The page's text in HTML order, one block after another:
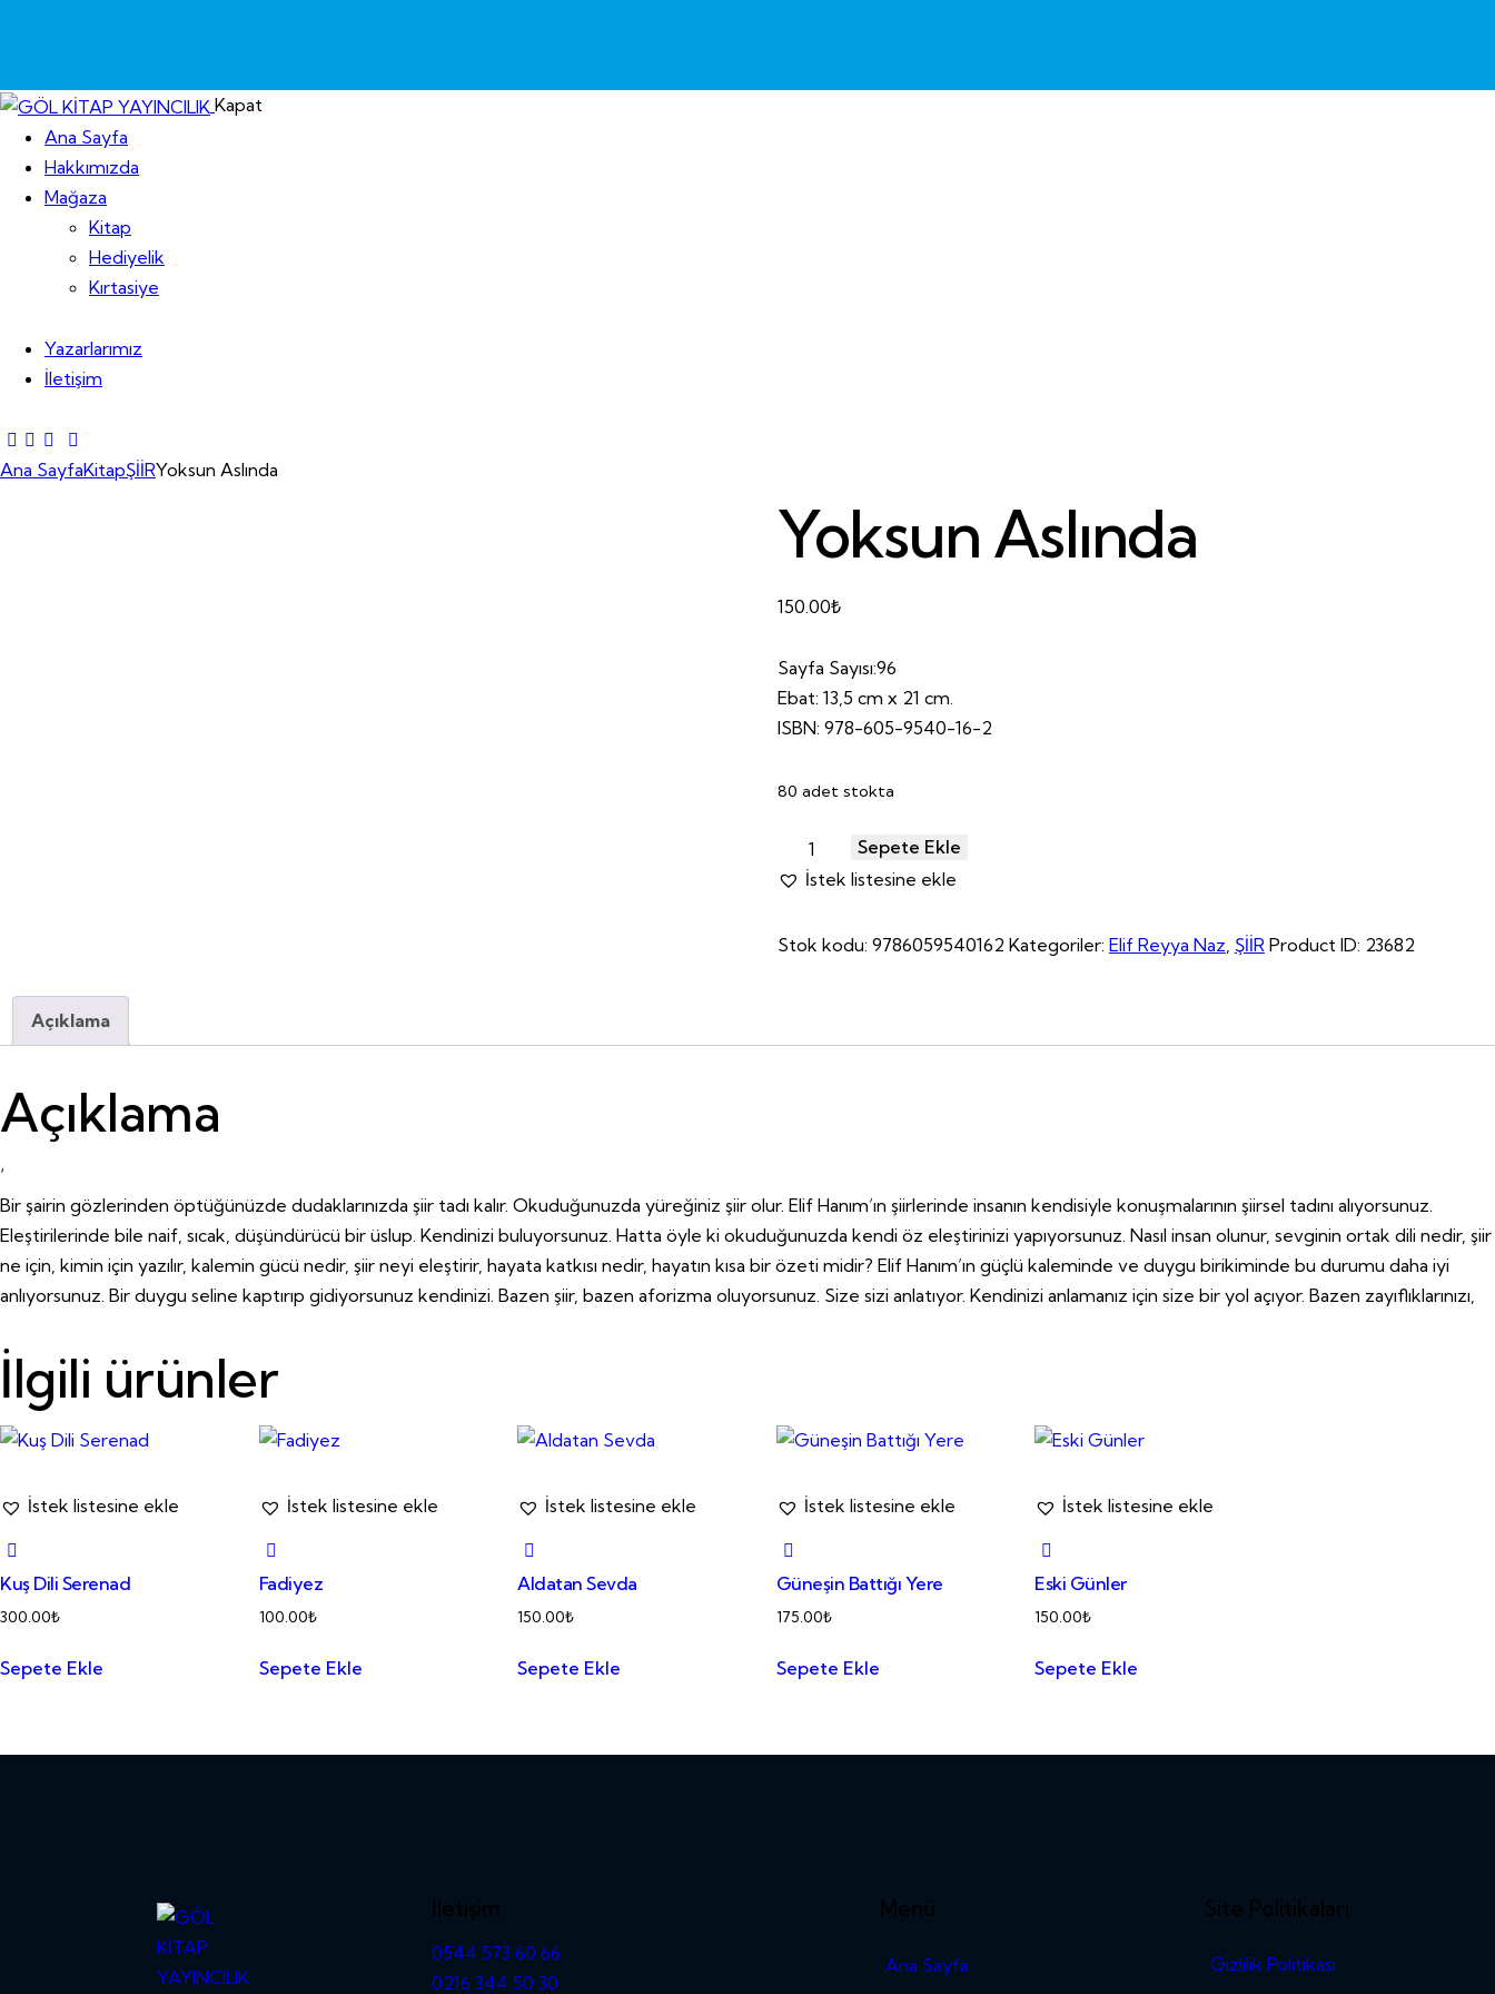
Kapat
Ana Sayfa
Hakkımızda
Mağaza
Kitap
Hediyelik
Kırtasiye
Yazarlarımız
İletişim
Ana SayfaKitapŞİİRYoksun Aslında
Yoksun Aslında
150.00₺
Sayfa Sayısı:96
Ebat: 13,5 cm x 21 cm.
ISBN: 978-605-9540-16-2
80 adet stokta
Sepete Ekle
İstek listesine ekle
Stok kodu: 9786059540162 Kategoriler: Elif Reyya Naz ŞİİR Product ID: 23682
Açıklama
Açıklama
‘
Bir şairin gözlerinden öptüğünüzde dudaklarınızda şiir tadı kalır. Okuduğunuzda yüreğiniz şiir olur. Elif Hanım’ın şiirlerinde insanın kendisiyle konuşmalarının şiirsel tadını alıyorsunuz.
Eleştirilerinde bile naif, sıcak, düşündürücü bir üslup. Kendinizi buluyorsunuz. Hatta öyle ki okuduğunuzda kendi öz eleştirinizi yapıyorsunuz. Nasıl insan olunur, sevginin ortak dili nedir, şiir
ne için, kimin için yazılır, kalemin gücü nedir, şiir neyi eleştirir, hayata katkısı nedir, hayatın kısa bir özeti midir? Elif Hanım’ın güçlü kaleminde ve duygu birikiminde bu durumu daha iyi
anlıyorsunuz. Bir duygu seline kaptırıp gidiyorsunuz kendinizi. Bazen şiir, bazen aforizma oluyorsunuz. Size sizi anlatıyor. Kendinizi anlamanız için size bir yol açıyor. Bazen zayıflıklarınızı,
İlgili ürünler
İstek listesine ekle
Kuş Dili Serenad
300.00₺
Sepete Ekle
İstek listesine ekle
Fadiyez
100.00₺
Sepete Ekle
İstek listesine ekle
Aldatan Sevda
150.00₺
Sepete Ekle
İstek listesine ekle
Güneşin Battığı Yere
175.00₺
Sepete Ekle
İstek listesine ekle
Eski Günler
150.00₺
Sepete Ekle
İletişim
0544 573 60 66
0216 344 50 30
Menü
Ana Sayfa
Site Politikaları
Gizlilik Politikası